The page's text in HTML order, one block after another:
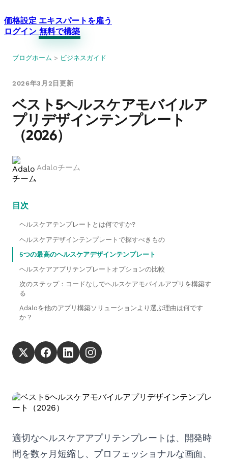
価格設定 エキスパートを雇う
ログイン 無料で構築
ブログホーム > ビジネスガイド
2026年3月2日更新
ベスト5ヘルスケアモバイルア
プリデザインテンプレート
（2026）
Adaloチーム
目次
ヘルスケアテンプレートとは何ですか?
ヘルスケアデザインテンプレートで探すべきもの
5つの最高のヘルスケアデザインテンプレート
ヘルスケアアプリテンプレートオプションの比較
次のステップ：コードなしでヘルスケアモバイルアプリを構築す
る
Adaloを他のアプリ構築ソリューションより選ぶ理由は何です
か？
適切なヘルスケアアプリテンプレートは、開発時
間を数ヶ月短縮し、プロフェッショナルな画面、